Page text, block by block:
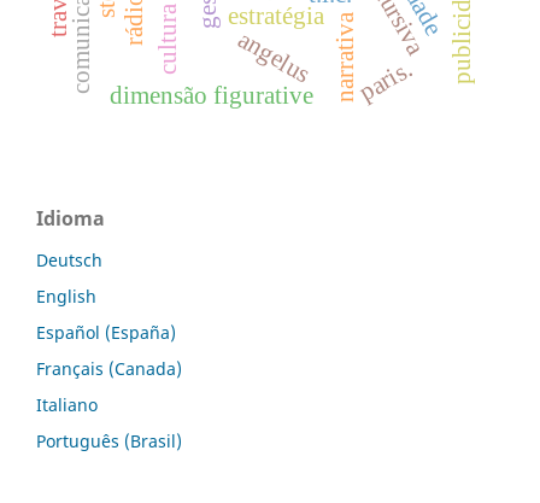
estratégia
dimensão figurative
angelus narrativaparis.
Idioma
Deutsch
English
Español (España)
Français (Canada)
Italiano
Português (Brasil)